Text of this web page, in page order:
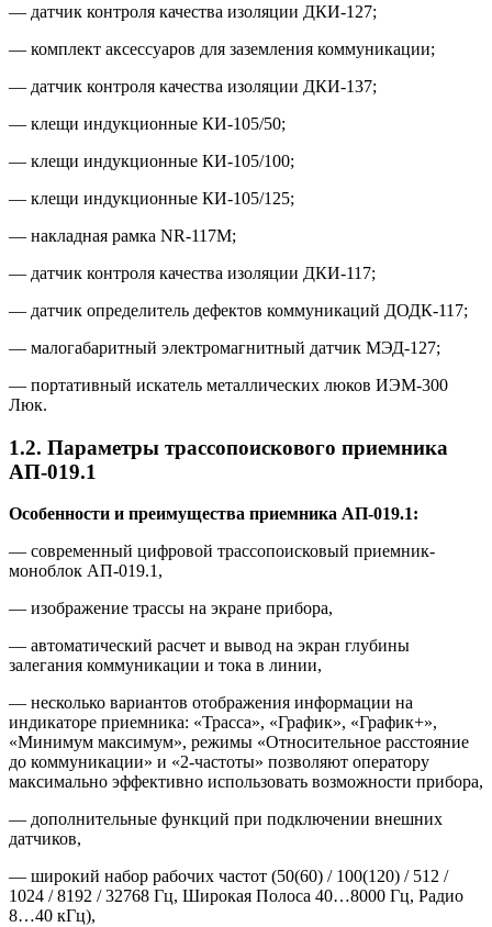
— датчик контроля качества изоляции ДКИ-127;
— комплект аксессуаров для заземления коммуникации;
— датчик контроля качества изоляции ДКИ-137;
— клещи индукционные КИ-105/50;
— клещи индукционные КИ-105/100;
— клещи индукционные КИ-105/125;
— накладная рамка NR-117M;
— датчик контроля качества изоляции ДКИ-117;
— датчик определитель дефектов коммуникаций ДОДК-117;
— малогабаритный электромагнитный датчик МЭД-127;
— портативный искатель металлических люков ИЭМ-300
Люк.
1.2. Параметры трассопоискового приемника
АП-019.1
Особенности и преимущества приемника АП-019.1:
— современный цифровой трассопоисковый приемник-
моноблок АП-019.1,
— изображение трассы на экране прибора,
— автоматический расчет и вывод на экран глубины
залегания коммуникации и тока в линии,
— несколько вариантов отображения информации на
индикаторе приемника: «Трасса», «График», «График+»,
«Минимум максимум», режимы «Относительное расстояние
до коммуникации» и «2-частоты» позволяют оператору
максимально эффективно использовать возможности прибора,
— дополнительные функций при подключении внешних
датчиков,
— широкий набор рабочих частот (50(60) / 100(120) / 512 /
1024 / 8192 / 32768 Гц, Широкая Полоса 40…8000 Гц, Радио
8…40 кГц),